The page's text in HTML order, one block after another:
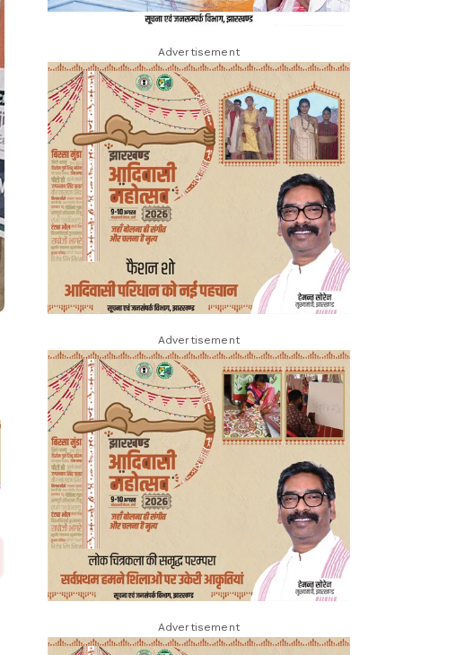
Advertisement
Advertisement
Advertisement